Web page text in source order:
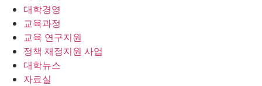
대학경영
교육과정
교육 연구지원
정책 재정지원 사업
대학뉴스
자료실